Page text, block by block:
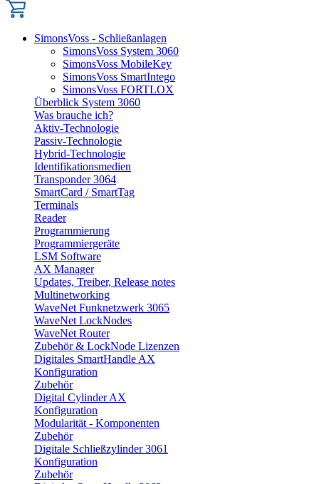
SimonsVoss - Schließanlagen
SimonsVoss System 3060
SimonsVoss MobileKey
SimonsVoss SmartIntego
SimonsVoss FORTLOX
Überblick System 3060
Was brauche ich?
Aktiv-Technologie
Passiv-Technologie
Hybrid-Technologie
Identifikationsmedien
Transponder 3064
SmartCard / SmartTag
Terminals
Reader
Programmierung
Programmiergeräte
LSM Software
AX Manager
Updates, Treiber, Release notes
Multinetworking
WaveNet Funknetzwerk 3065
WaveNet LockNodes
WaveNet Router
Zubehör & LockNode Lizenzen
Digitales SmartHandle AX
Konfiguration
Zubehör
Digital Cylinder AX
Konfiguration
Modularität - Komponenten
Zubehör
Digitale Schließzylinder 3061
Konfiguration
Zubehör